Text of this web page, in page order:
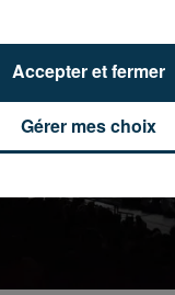
Gérer mes choix
Accepter et fermer